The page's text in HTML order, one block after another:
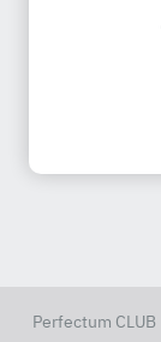
Perfectum CLUB